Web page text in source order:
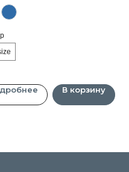
В корзину